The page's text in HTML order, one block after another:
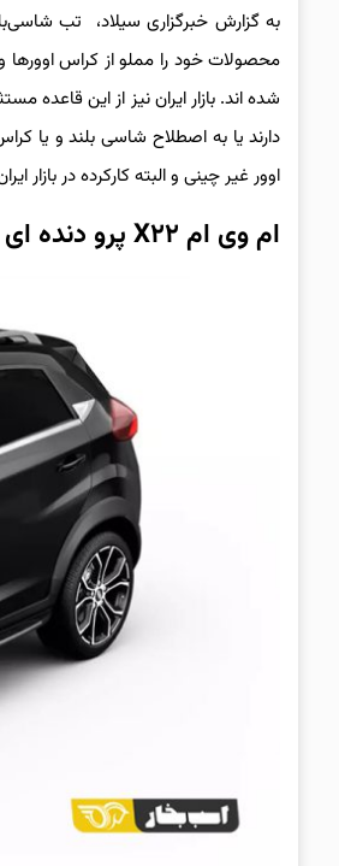
به گزارش خبرگزاری سیلاد، ‌ تب
محصولات خود را مملو از کراس اوورها
شده اند. بازار ایران نیز از این قاعده
دارند یا به اصطلاح شاسی بلند و یا
اوور غیر چینی و البته کارکرده در بازار
ام وی ام X۲۲ پرو دنده ای